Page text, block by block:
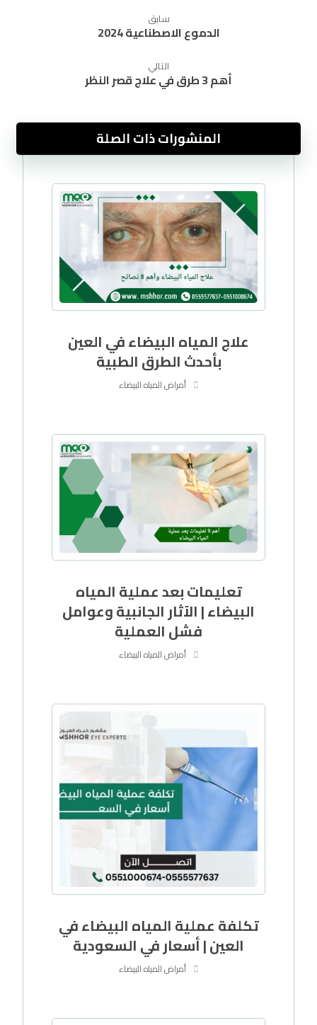
سابق
الدموع الاصطناعية 2024
التالي
أهم 3 طرق في علاج قصر النظر
المنشورات ذات الصلة
علاج المياه البيضاء في العين
بأحدث الطرق الطبية
أمراض المياه البيضاء
تعليمات بعد عملية المياه
البيضاء | الآثار الجانبية وعوامل
فشل العملية
أمراض المياه البيضاء
تكلفة عملية المياه البيضاء في
العين | أسعار في السعودية
أمراض المياه البيضاء